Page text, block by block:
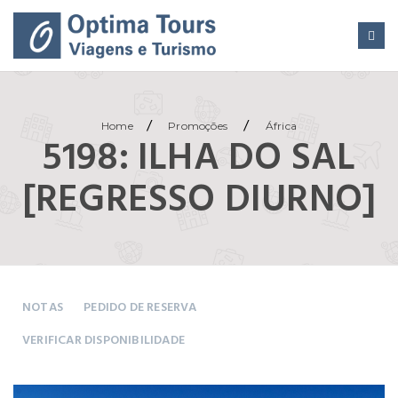
Home / Promoções / África
5198: ILHA DO SAL
[REGRESSO DIURNO]
NOTAS
PEDIDO DE RESERVA
VERIFICAR DISPONIBILIDADE